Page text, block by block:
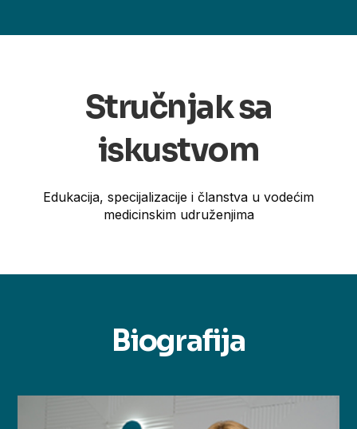
Stručnjak sa
iskustvom
Edukacija, specijalizacije i članstva u vodećim
medicinskim udruženjima
Biografija